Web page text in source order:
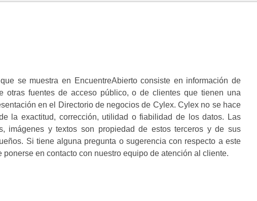
se muestra en EncuentreAbierto consiste en información de
otras fuentes de acceso público, o de clientes que tienen una
en el Directorio de negocios de Cylex. Cylex no se hace
la exactitud, corrección, utilidad o fiabilidad de los datos. Las
imágenes y textos son propiedad de estos terceros y de sus
Si tiene alguna pregunta o sugerencia con respecto a este
ponerse en contacto con nuestro equipo de atención al cliente.